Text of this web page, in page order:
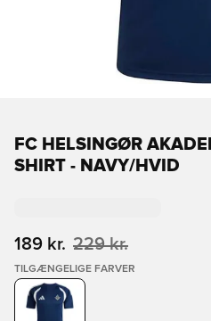
FC HELSINGØR
SHIRT - NAVY/HVID
189 kr. 229 kr.
TILGÆNGELIGE FARVER